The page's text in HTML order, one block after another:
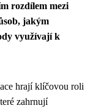
rozdílem mezi
jakým
využívají k
hrají klíčovou roli
zahrnují